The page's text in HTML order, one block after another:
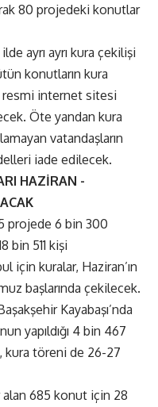
80 projedeki konutlar
ayrı ayrı kura çekilişi
konutların kura
resmi internet sitesi
Öte yandan kura
vatandaşların
iade edilecek.
HAZİRAN -
projede 6 bin 300
bin 511 kişi
için kuralar, Haziran’ın
başlarında çekilecek.
Kayabaşı’nda
yapıldığı 4 bin 467
kura töreni de 26-27
alan 685 konut için 28